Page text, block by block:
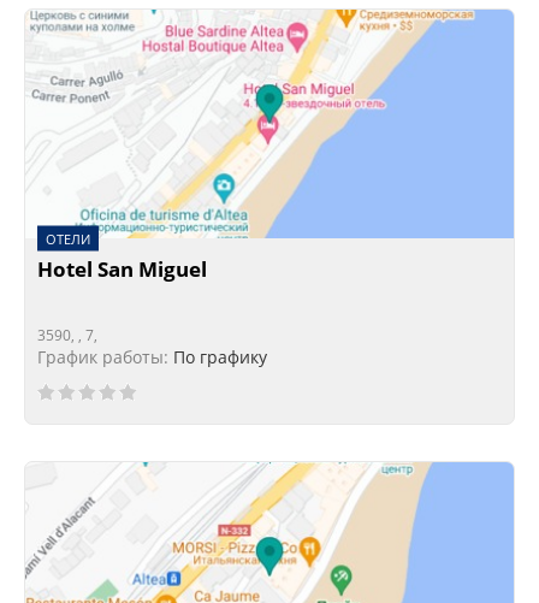
ОТЕЛИ
Hotel San Miguel
3590, , 7,
График работы: По графику